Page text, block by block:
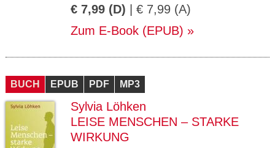
€ 7,99 (D) | € 7,99 (A)
Zum E-Book (EPUB)
BUCH EPUB PDF MP3
Sylvia Löhken
LEISE MENSCHEN – STARKE
WIRKUNG